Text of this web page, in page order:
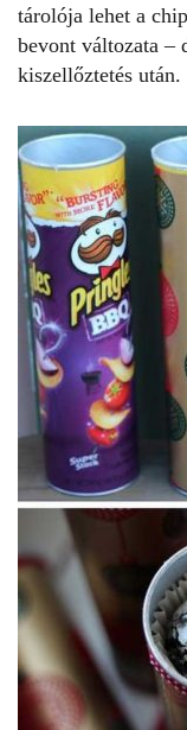
tárolója lehet a
bevont változata –
kiszellőztetés után.